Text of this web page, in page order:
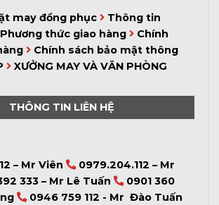
may đồng phục
Thông tin
Phương thức giao hàng
Chính
Chính sách bảo mật thông
XƯỞNG MAY VÀ VĂN PHÒNG
THÔNG TIN LIÊN HỆ
– Mr Viên
0979.204.112 – Mr
333 – Mr Lê Tuấn
0901 360
0946 759 112 - Mr Đào Tuấn